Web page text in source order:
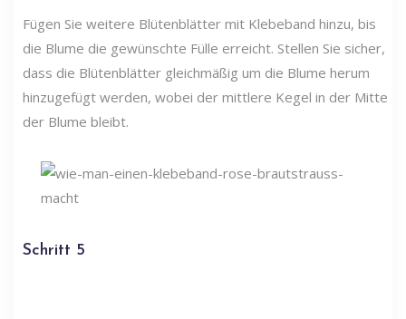
Fügen Sie weitere Blütenblätter mit Klebeband hinzu, bis
die Blume die gewünschte Fülle erreicht. Stellen Sie sicher,
dass die Blütenblätter gleichmäßig um die Blume herum
hinzugefügt werden, wobei der mittlere Kegel in der Mitte
der Blume bleibt.
Schritt 5